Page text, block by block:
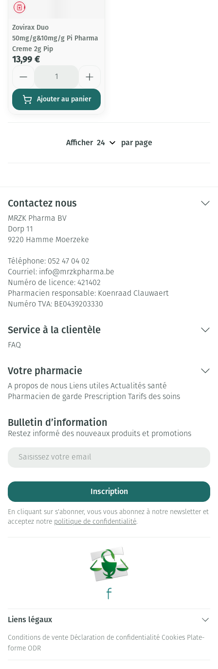
Médicament
Zovirax Duo
50mg/g&10mg/g Pi Pharma
Creme 2g Pip
13,99 €
Ajouter au panier
Afficher par page
Contactez nous
MRZK Pharma BV
Dorp 11
9220 Hamme Moerzeke
Téléphone: 052 47 04 02
Courriel: info@mrzkpharma.be
Numéro de licence: 421402
Pharmacien responsable: Koenraad Clauwaert
Numéro TVA: BE0439203330
Service à la clientèle
FAQ
Votre pharmacie
A propos de nous Liens utiles Actualités santé
Pharmacien de garde Prescription Tarifs des soins
Bulletin d’information
Restez informé des nouveaux produits et promotions
Inscription
En cliquant sur s'abonner, vous vous abonnez à notre newsletter et
acceptez notre politique de confidentialité.
Liens légaux
Conditions de vente Déclaration de confidentialité Cookies Plate-
forme ODR